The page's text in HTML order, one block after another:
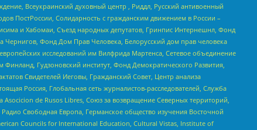
Всеукраинский духовный центр , Риддл, Русский антивоенный
ПостРоссии, Солидарность с гражданским движением в России –
и Хабомаи, Съезд народных депутатов, Гринпис Интернешнл, Фонд
Чернигов, Фонд Дом Прав Человека, Белорусский дом прав человека
исследований им Вилфрида Мартенса, Сетевое объединение
Гудзоновский институт, Фонд Демократического Развития,
Свидетелей Иеговы, Гражданский Совет, Центр анализа
Россия, Глобальная сеть журналистов-расследователей, Служба
de Rusos Libres, Союз за возвращение Северных территорий,
Свободная Европа, Германское общество изучения Восточной
Councils for International Education, Cultural Vistas, Institute of